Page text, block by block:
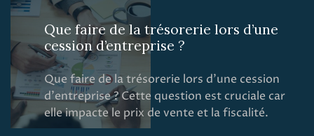
Que faire de la trésorerie lors d’une
cession d’entreprise ?
Que faire de la trésorerie lors d’une cession
d'entreprise ? Cette question est cruciale car
elle impacte le prix de vente et la fiscalité.